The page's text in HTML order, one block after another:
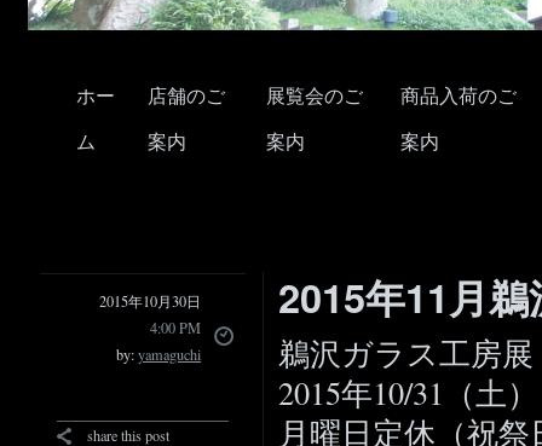
ホー
ム
店舗のご
案内
展覧会のご
案内
商品入荷のご
案内
2015年10月30日
4:00 PM
by:yamaguchi
share this post
2015年11月
鵜沢ガラス工房展
2015年10/31（土
月曜日定休（祝